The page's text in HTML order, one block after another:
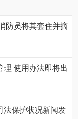
防员将其套住并摘
理 使用办法即将出
法保护状况新闻发